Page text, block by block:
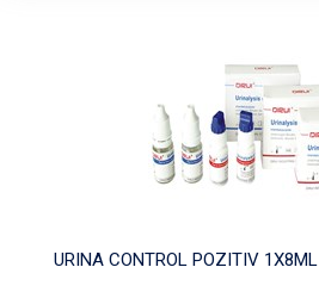
URINA CONTROL POZITIV 1X8ML